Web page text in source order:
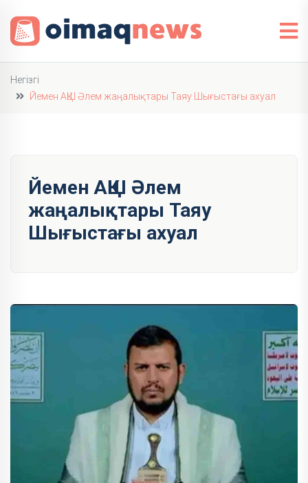
Негізгі
Йемен АҚШ Әлем жаңалықтары Таяу Шығыстағы ахуал
Йемен АҚШ Әлем
жаңалықтары Таяу
Шығыстағы ахуал